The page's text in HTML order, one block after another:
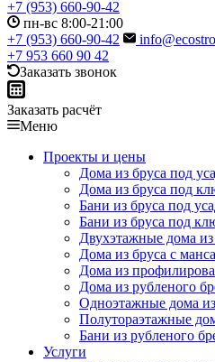
+7 (953) 660-90-42
пн-вс 8:00-21:00
+7 (953) 660-90-42
+7 953 660 90 42
Заказать звонок
Заказать расчёт
Меню
Проекты и цены
Дома из бруса под
Дома из бруса под
Бани из бруса под
Бани из бруса под
Двухэтажные дома из
Дома из бруса с
Дома из
Дома из рубленого
Одноэтажные дома
Полутораэтажные
Бани из рубленого
Услуги